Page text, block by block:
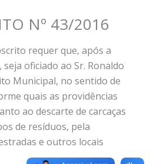
Nº 43/2016
requer que, após a
oficiado ao Sr. Ronaldo
Municipal, no sentido de
quais as providências
ao descarte de carcaças
de resíduos, pela
e outros locais